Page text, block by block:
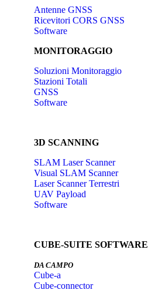
Antenne GNSS
Ricevitori CORS GNSS
Software
MONITORAGGIO
Soluzioni Monitoraggio
Stazioni Totali
GNSS
Software
3D SCANNING
SLAM Laser Scanner
Visual SLAM Scanner
Laser Scanner Terrestri
UAV Payload
Software
CUBE-SUITE SOFTWARE
DA CAMPO
Cube-a
Cube-connector